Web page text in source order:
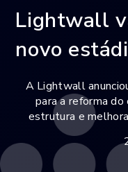
Lightwall
novo
A Lightwall
para a reforma
estrutura e